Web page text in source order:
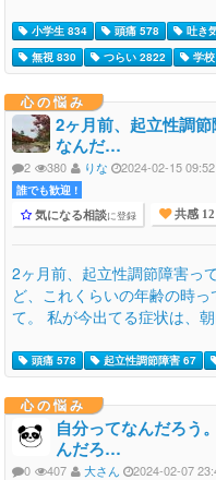
小学生 834 頭痛 578 吐き
無視 830
つらい 2822 学
心の悩み
2ヶ月前、起立性調
なんだ…
2 380 りな 2024-02-15 09:52
誰でも歓迎 !
気になる相談に登録 共感 12
2ヶ月前、起立性調節障害っ
ど、これくらいの年齢の時
て。 私が今出てる症状は、
頭痛 578 起立性調節障害 67
心の悩み
自分ってなんだろう
んだろ…
0 407 大さん 2024-02-07